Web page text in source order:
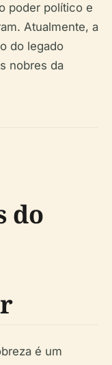
poder político e
Atualmente, a
do legado
nobres da
do
é um